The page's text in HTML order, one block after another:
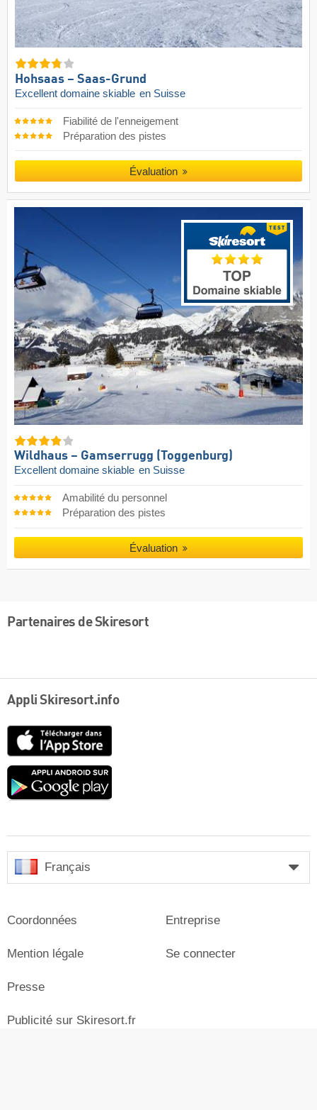
Hohsaas – Saas-Grund
Excellent domaine skiable en Suisse
Fiabilité de l'enneigement
Préparation des pistes
Évaluation
Wildhaus – Gamserrugg (Toggenburg)
Excellent domaine skiable en Suisse
Amabilité du personnel
Préparation des pistes
Évaluation
Partenaires de Skiresort
Appli Skiresort.info
Google
Français
Coordonnées
Mention légale
Presse
Entreprise
Se connecter
Publicité sur Skiresort.fr